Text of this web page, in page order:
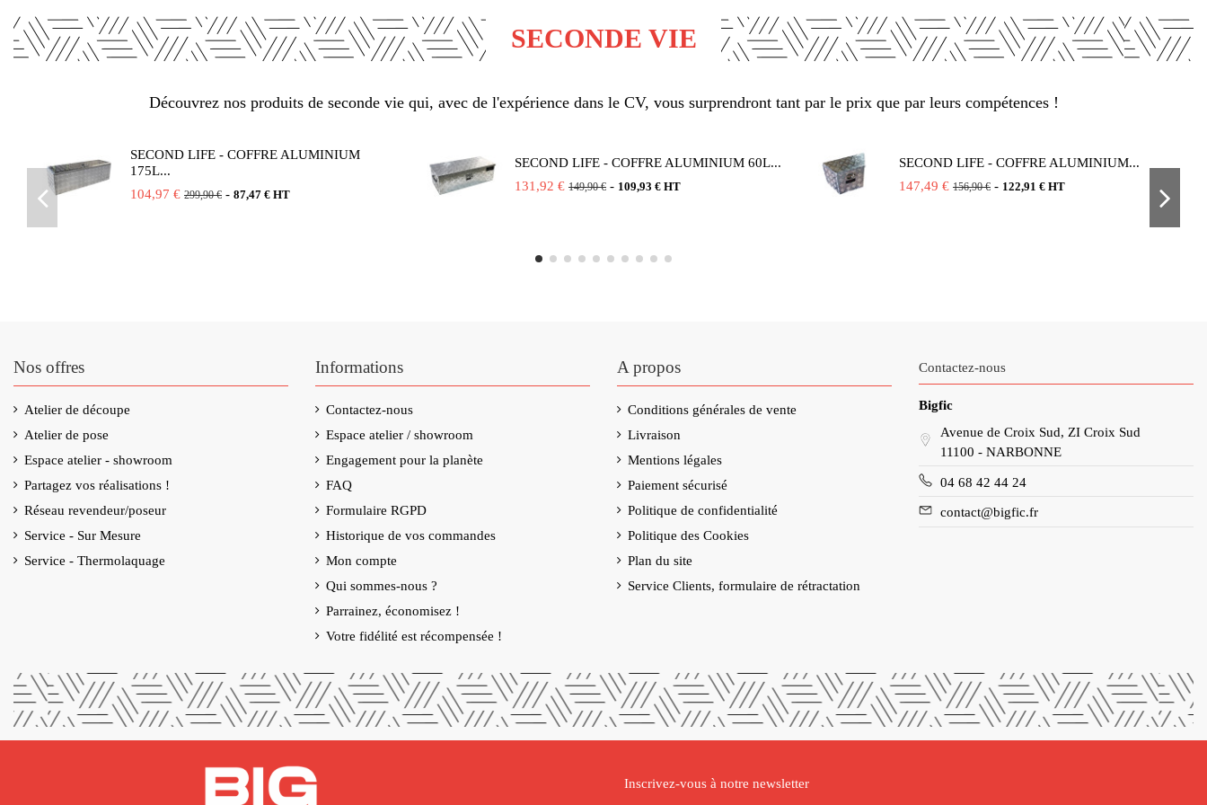
SECONDE VIE
Découvrez nos produits de seconde vie qui, avec de l'expérience dans le CV, vous surprendront tant par le prix que par leurs compétences !
SECOND LIFE - COFFRE ALUMINIUM
175L...
104,97 € 299,90 € - 87,47 € HT
SECOND LIFE - COFFRE ALUMINIUM 60L...
131,92 € 149,90 € - 109,93 € HT
SECOND LIFE - COFFRE ALUMINIUM...
147,49 € 156,90 € - 122,91 € HT
Nos offres
Atelier de découpe
Atelier de pose
Espace atelier - showroom
Partagez vos réalisations !
Réseau revendeur/poseur
Service - Sur Mesure
Service - Thermolaquage
Informations
Contactez-nous
Espace atelier / showroom
Engagement pour la planète
FAQ
Formulaire RGPD
Historique de vos commandes
Mon compte
Qui sommes-nous ?
Parrainez, économisez !
Votre fidélité est récompensée !
A propos
Conditions générales de vente
Livraison
Mentions légales
Paiement sécurisé
Politique de confidentialité
Politique des Cookies
Plan du site
Service Clients, formulaire de rétractation
Contactez-nous
Bigfic
Avenue de Croix Sud, ZI Croix Sud
11100 - NARBONNE
04 68 42 44 24
contact@bigfic.fr
Inscrivez-vous à notre newsletter